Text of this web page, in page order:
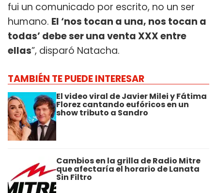
fui un comunicado por escrito, no un ser
humano. El ‘nos tocan a una, nos tocan a
todas’ debe ser una venta XXX entre
ellas”, disparó Natacha.
TAMBIÉN TE PUEDE INTERESAR
El video viral de Javier Milei y Fátima
Florez cantando eufóricos en un
show tributo a Sandro
Cambios en la grilla de Radio Mitre
que afectaría el horario de Lanata
Sin Filtro